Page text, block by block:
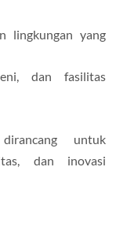
lingkungan yang
dan fasilitas
untuk
dan inovasi